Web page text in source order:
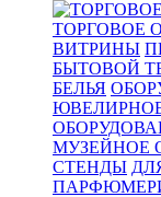
ТОРГОВОЕ
ВИТРИНЫ
БЫТОВОЙ
БЕЛЬЯ
МУЗЕЙНОЕ
СТЕНДЫ